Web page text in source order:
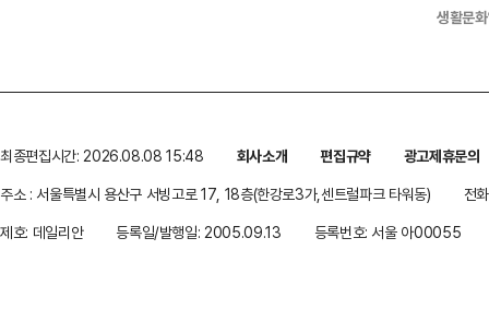
생활문
최종편집시간: 2026.08.08 15:48 회사소개 편집규약
광고제휴문의
주소 : 서울특별시 용산구 서빙고로 17, 18층(한강로3가,센트럴파크 타워동)
전
제호: 데일리안
등록일/발행일: 2005.09.13 등록번호: 서울 아00055